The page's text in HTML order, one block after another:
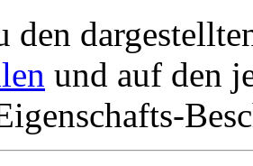
den
und auf den